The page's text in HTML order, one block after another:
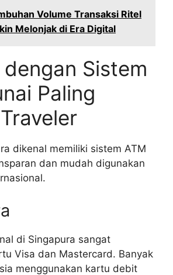
Volume Transaksi Ritel
Melonjak di Era Digital
Sistem
Paling
dikenal memiliki sistem ATM
dan mudah digunakan
di Singapura sangat
Visa dan Mastercard. Banyak
menggunakan kartu debit